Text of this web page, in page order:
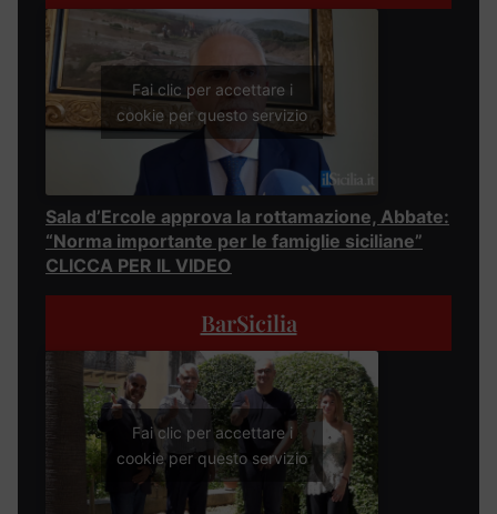
Fai clic per accettare i
cookie per questo servizio
Sala d’Ercole approva la rottamazione, Abbate:
“Norma importante per le famiglie siciliane”
CLICCA PER IL VIDEO
BarSicilia
Fai clic per accettare i
cookie per questo servizio